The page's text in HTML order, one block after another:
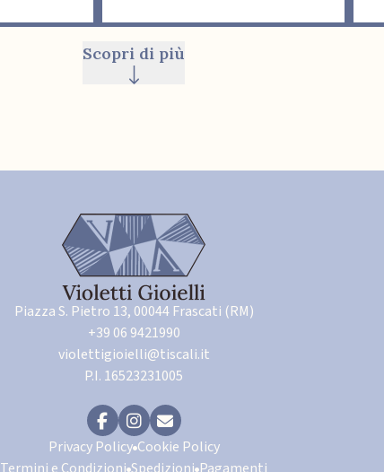
Scopri di più
Piazza S. Pietro 13, 00044 Frascati (RM)
+39 06 9421990
violettigioielli@tiscali.it
P.I. 16523231005
Privacy Policy Cookie Policy